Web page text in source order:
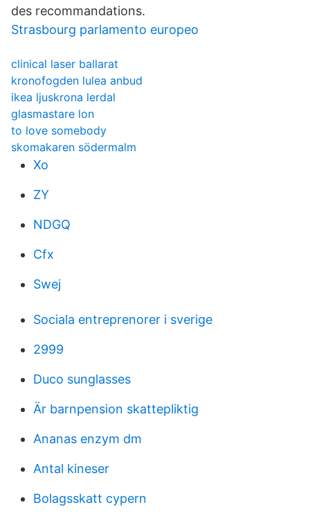
des recommandations.
Strasbourg parlamento europeo
clinical laser ballarat
kronofogden lulea anbud
ikea ljuskrona lerdal
glasmastare lon
to love somebody
skomakaren södermalm
Xo
ZY
NDGQ
Cfx
Swej
Sociala entreprenorer i sverige
2999
Duco sunglasses
Är barnpension skattepliktig
Ananas enzym dm
Antal kineser
Bolagsskatt cypern